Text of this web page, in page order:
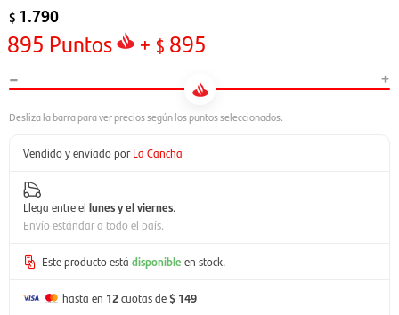
$ 1.790
895 Puntos + $ 895
- +
Vendido y enviado por La Cancha
Llega entre el lunes y el viernes.
Envío estándar a todo el país.
Este producto está disponible en stock.
hasta en 12cuotas de$ 149